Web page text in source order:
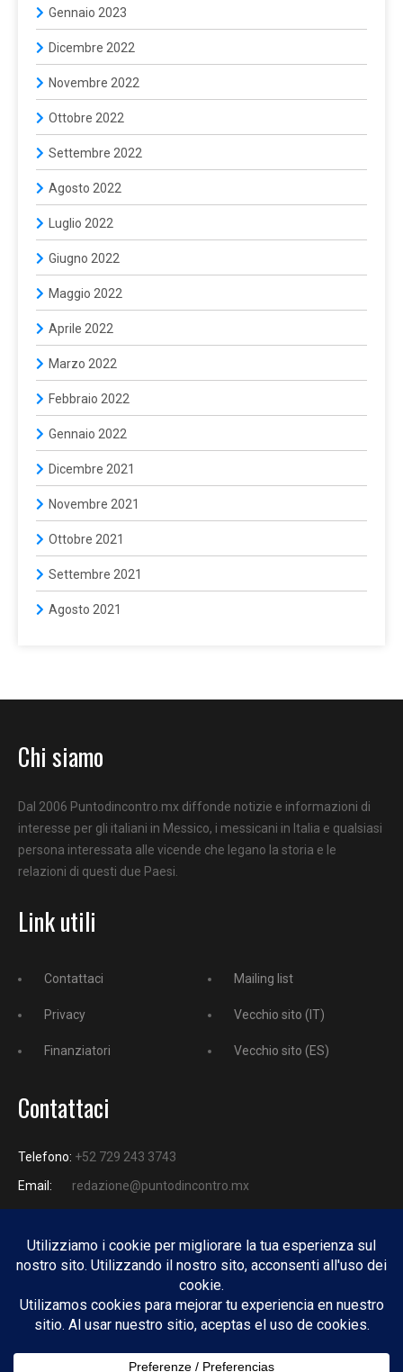
Gennaio 2023
Dicembre 2022
Novembre 2022
Ottobre 2022
Settembre 2022
Agosto 2022
Luglio 2022
Giugno 2022
Maggio 2022
Aprile 2022
Marzo 2022
Febbraio 2022
Gennaio 2022
Dicembre 2021
Novembre 2021
Ottobre 2021
Settembre 2021
Agosto 2021
Chi siamo
Dal 2006 Puntodincontro.mx diffonde notizie e informazioni di
interesse per gli italiani in Messico, i messicani in Italia e qualsiasi
persona interessata alle vicende che legano la storia e le
relazioni di questi due Paesi.
Link utili
Contattaci
Privacy
Finanziatori
Mailing list
Vecchio sito (IT)
Vecchio sito (ES)
Contattaci
Telefono: +52 729 243 3743
Email:
redazione@puntodincontro.mx
PUNTODINCONTRO